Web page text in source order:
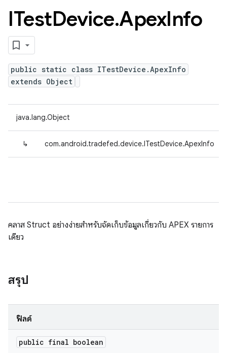
ITestDevice.ApexInfo
public static class ITestDevice.ApexInfo
extends Object
java.lang.Object
↳ com.android.tradefed.device.ITestDevice.ApexInfo
คลาส Struct อย่างง่ายสำหรับจัดเก็บข้อมูลเกี่ยวกับ APEX รายการ
เดียว
สรุป
ฟิลด์
public final boolean